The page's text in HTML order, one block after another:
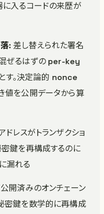
に入るコードの来歴が
: 差し替えられた署名
ぜるはずの per-key
す。決定論的 nonce
値を公開データから算
ドレスがトランザクショ
密鍵を再構成するのに
漏れる
開済みのオンチェーン
密鍵を数学的に再構成